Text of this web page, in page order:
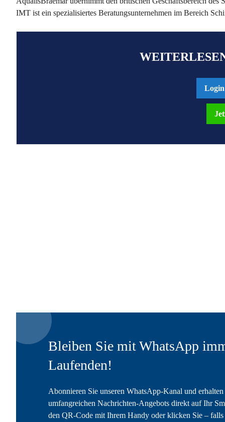
IMT ist ein spezialisiertes Beratungsunternehmen im Bereich
Login
Bleiben Sie mit WhatsApp
Laufenden!
Abonnieren Sie unseren WhatsApp-Kanal und
umfangreichen Nachrichten-Angebots direkt auf Ihr
den QR-Code mit Ihrem Handy oder klicken Sie –